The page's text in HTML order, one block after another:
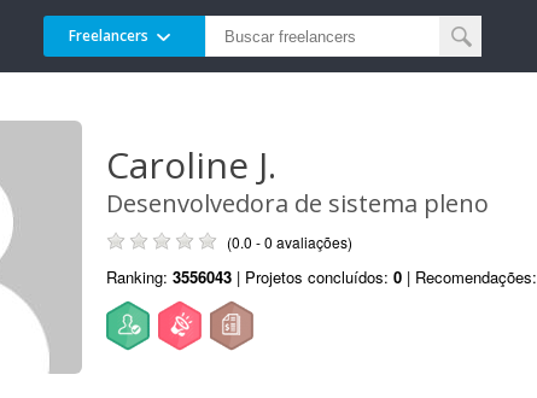
Freelancers
Caroline J.
Desenvolvedora de sistema pleno
(0.0 - 0 avaliações)
Ranking: 3556043 | Projetos concluídos: 0 | Recomendações: